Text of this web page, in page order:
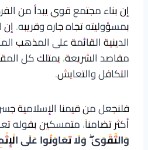
إن بناء مجتمع قوي يبدأ من
بمسؤوليته تجاه جاره وقريبه.
الدينية القائمة على المذهب
مقاصد الشريعة، يمتلك كل
التكافل والتعايش.
فلنجعل من قيمنا الإسلامية
أكثر تضامناً، متمسكين بقوله
وَالتَّقْوَىٰ ۖ وَلَا تَعَاوَنُوا عَلَى